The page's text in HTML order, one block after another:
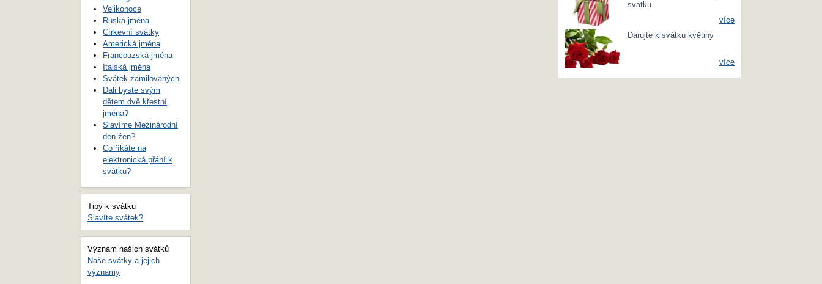
svátku
více
Darujte k svátku květiny
více
Velikonoce
Ruská jména
Církevní svátky
Americká jména
Francouzská jména
Italská jména
Svátek zamilovaných
Dali byste svým
dětem dvě křestní
jména?
Slavíme Mezinárodní
den žen?
Co říkáte na
elektronická přání k
svátku?
Tipy k svátku
Slavíte svátek?
Význam našich svátků
Naše svátky a jejich
významy